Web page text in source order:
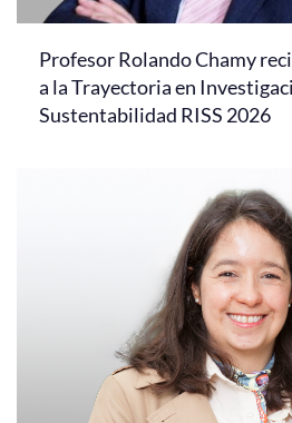
Profesor Rolando Chamy
a la Trayectoria en
Sustentabilidad RISS 2026